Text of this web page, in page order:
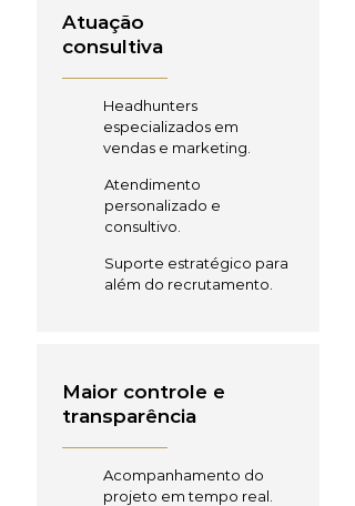
Atuação
consultiva
Headhunters
especializados em
vendas e marketing.
Atendimento
personalizado e
consultivo.
Suporte estratégico para
além do recrutamento.
Maior controle e
transparência
Acompanhamento do
projeto em tempo real.